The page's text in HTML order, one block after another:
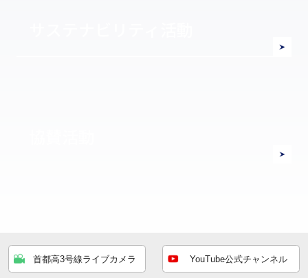
首都高3号線ライブカメラ YouTube公式チャンネル